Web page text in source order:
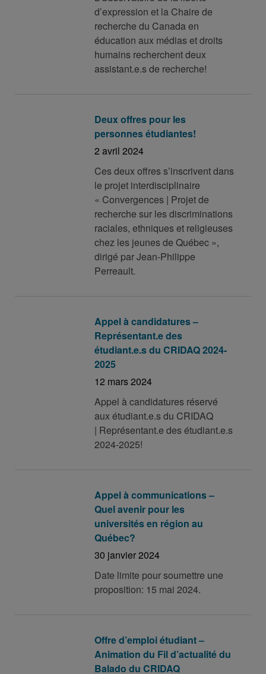
d’expression et la Chaire de
recherche du Canada en
éducation aux médias et droits
humains recherchent deux
assistant.e.s de recherche!
Deux offres pour les
personnes étudiantes!
2 avril 2024
Ces deux offres s’inscrivent dans
le projet interdisciplinaire
« Convergences | Projet de
recherche sur les discriminations
raciales, ethniques et religieuses
chez les jeunes de Québec »,
dirigé par Jean-Philippe
Perreault.
Appel à candidatures –
Représentant.e des
étudiant.e.s du CRIDAQ 2024-
2025
12 mars 2024
Appel à candidatures réservé
aux étudiant.e.s du CRIDAQ
| Représentant.e des étudiant.e.s
2024-2025!
Appel à communications –
Quel avenir pour les
universités en région au
Québec?
30 janvier 2024
Date limite pour soumettre une
proposition: 15 mai 2024.
Offre d’emploi étudiant –
Animation du Fil d’actualité du
Balado du CRIDAQ